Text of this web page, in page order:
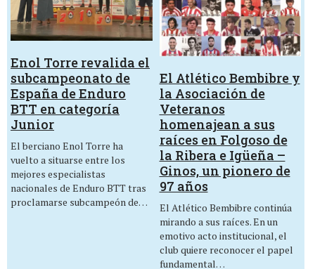
Enol Torre revalida el
subcampeonato de
España de Enduro
BTT en categoría
Junior
El berciano Enol Torre ha
vuelto a situarse entre los
mejores especialistas
nacionales de Enduro BTT tras
proclamarse subcampeón de…
El Atlético Bembibre y
la Asociación de
Veteranos
homenajean a sus
raíces en Folgoso de
la Ribera e Igüeña –
Ginos, un pionero de
97 años
El Atlético Bembibre continúa
mirando a sus raíces. En un
emotivo acto institucional, el
club quiere reconocer el papel
fundamental…